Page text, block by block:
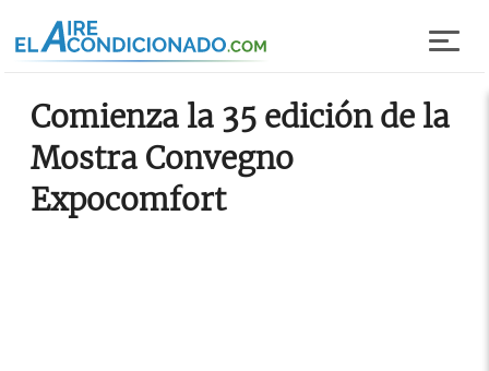
Comienza la 35 edición de la
Mostra Convegno
Expocomfort